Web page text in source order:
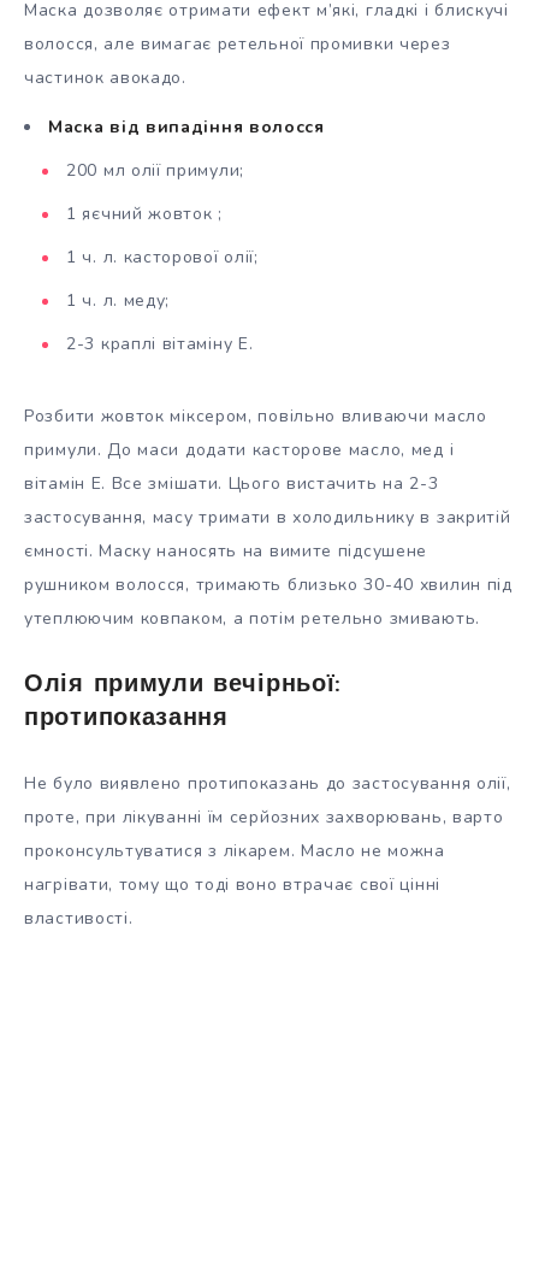
Маска дозволяє отримати ефект м’які, гладкі і блискучі
волосся, але вимагає ретельної промивки через
частинок авокадо.
Маска від випадіння волосся
200 мл олії примули;
1 яєчний жовток ;
1 ч. л. касторової олії;
1 ч. л. меду;
2-3 краплі вітаміну Е.
Розбити жовток міксером, повільно вливаючи масло
примули. До маси додати касторове масло, мед і
вітамін Е. Все змішати. Цього вистачить на 2-3
застосування, масу тримати в холодильнику в закритій
ємності. Маску наносять на вимите підсушене
рушником волосся, тримають близько 30-40 хвилин під
утеплюючим ковпаком, а потім ретельно змивають.
Олія примули вечірньої:
протипоказання
Не було виявлено протипоказань до застосування олії,
проте, при лікуванні їм серйозних захворювань, варто
проконсультуватися з лікарем. Масло не можна
нагрівати, тому що тоді воно втрачає свої цінні
властивості.